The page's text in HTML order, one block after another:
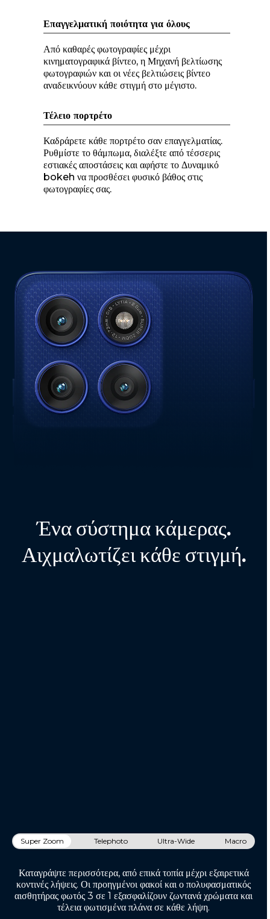
Επαγγελματική ποιότητα για όλους
Από καθαρές φωτογραφίες μέχρι
κινηματογραφικά βίντεο, η Μηχανή βελτίωσης
φωτογραφιών και οι νέες βελτιώσεις βίντεο
αναδεικνύουν κάθε στιγμή στο μέγιστο.
Τέλειο πορτρέτο
Καδράρετε κάθε πορτρέτο σαν επαγγελματίας.
Ρυθμίστε το θάμπωμα, διαλέξτε από τέσσερις
εστιακές αποστάσεις και αφήστε το Δυναμικό
bokeh να προσθέσει φυσικό βάθος στις
φωτογραφίες σας.
Ένα σύστημα κάμερας.
Αιχμαλωτίζει κάθε στιγμή.
Super Zoom Telephoto Ultra-Wide Macro
Καταγράψτε περισσότερα, από επικά τοπία μέχρι εξαιρετικά
κοντινές λήψεις. Οι προηγμένοι φακοί και ο πολυφασματικός
αισθητήρας φωτός 3 σε 1 εξασφαλίζουν ζωντανά χρώματα και
τέλεια φωτισμένα πλάνα σε κάθε λήψη.